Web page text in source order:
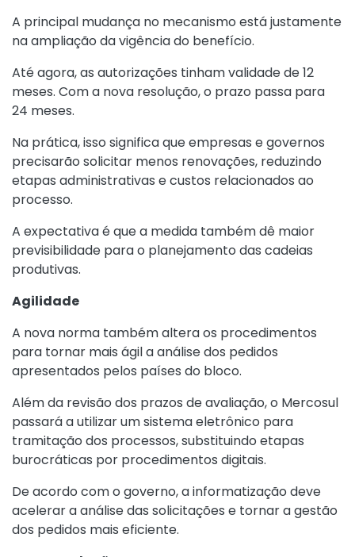
A principal mudança no mecanismo está justamente
na ampliação da vigência do benefício.
Até agora, as autorizações tinham validade de 12
meses. Com a nova resolução, o prazo passa para
24 meses.
Na prática, isso significa que empresas e governos
precisarão solicitar menos renovações, reduzindo
etapas administrativas e custos relacionados ao
processo.
A expectativa é que a medida também dê maior
previsibilidade para o planejamento das cadeias
produtivas.
Agilidade
A nova norma também altera os procedimentos
para tornar mais ágil a análise dos pedidos
apresentados pelos países do bloco.
Além da revisão dos prazos de avaliação, o Mercosul
passará a utilizar um sistema eletrônico para
tramitação dos processos, substituindo etapas
burocráticas por procedimentos digitais.
De acordo com o governo, a informatização deve
acelerar a análise das solicitações e tornar a gestão
dos pedidos mais eficiente.